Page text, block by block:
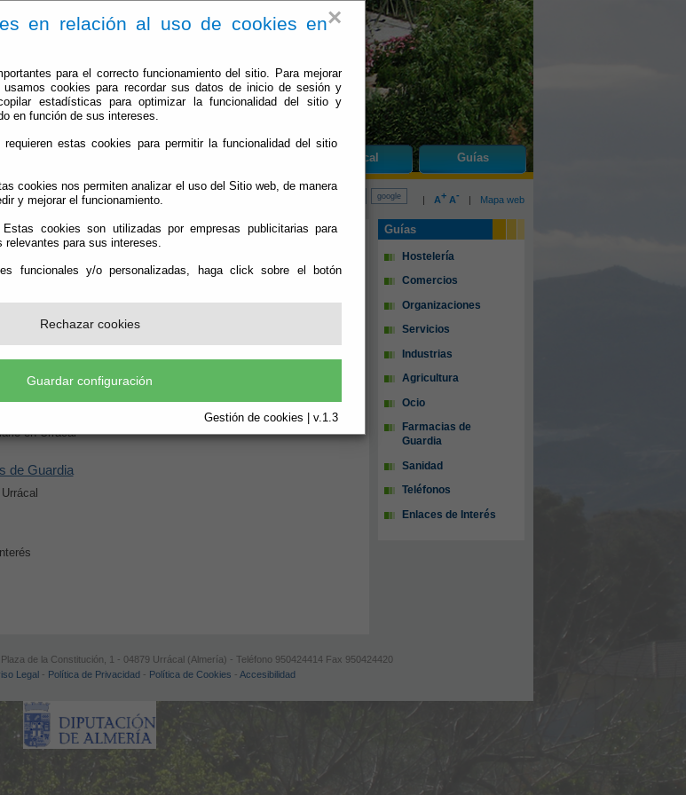
×
en relación al uso de cookies en
para el correcto funcionamiento del sitio. Para mejorar
usamos cookies para recordar sus datos de inicio de sesión y
estadísticas para optimizar la funcionalidad del sitio y
en función de sus intereses.
requieren estas cookies para permitir la funcionalidad del sitio
cookies nos permiten analizar el uso del Sitio web, de manera
y mejorar el funcionamiento.
Estas cookies son utilizadas por empresas publicitarias para
relevantes para sus intereses.
funcionales y/o personalizadas, haga click sobre el botón
Rechazar cookies
Guardar configuración
Gestión de cookies | v.1.3
Urrácal Guías
| A+ A- | Mapa web
Guías
Hostelería
Comercios
Organizaciones
Servicios
Industrias
Agricultura
Ocio
Farmacias de
Guardia
Sanidad
Teléfonos
Enlaces de Interés
en Urrácal
de Guardia
Plaza de la Constitución, 1 - 04879 Urrácal (Almería) - Teléfono 950424414 Fax 950424420
Legal- Política de Privacidad- Política de Cookies - Accesibilidad